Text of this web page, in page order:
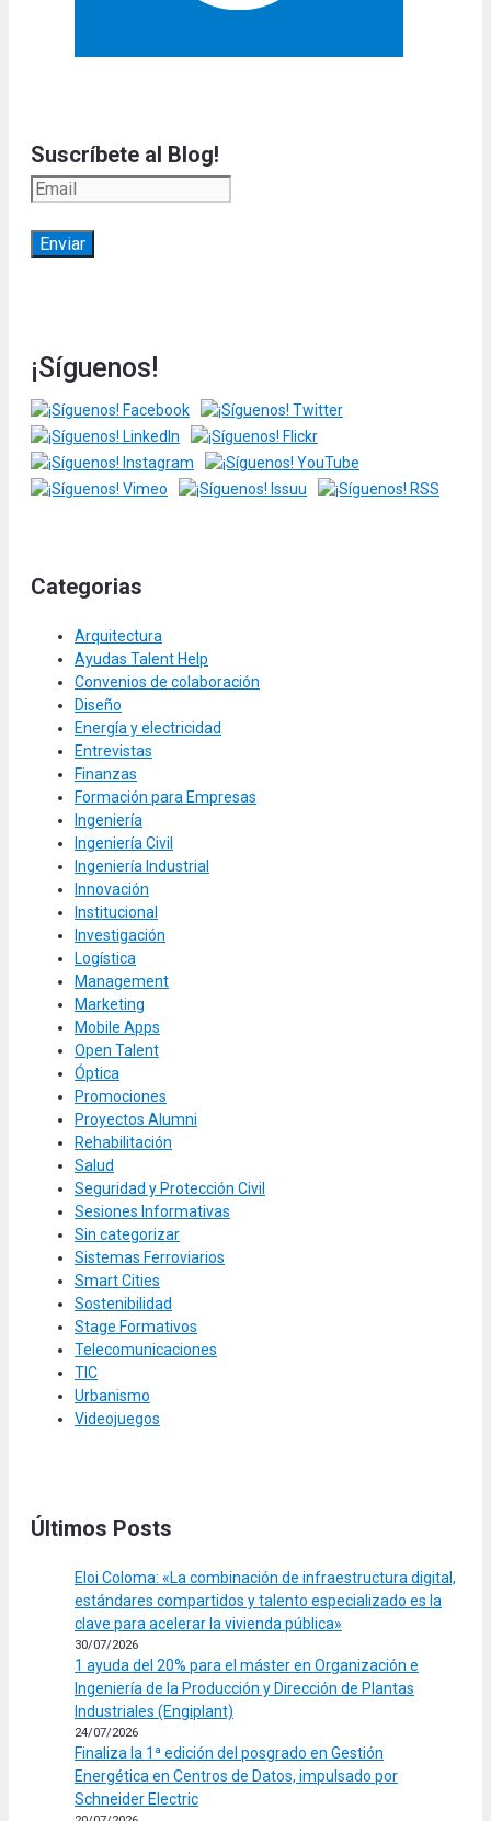
Suscríbete al Blog!
¡Síguenos!
Categorias
Arquitectura
Ayudas Talent Help
Convenios de colaboración
Diseño
Energía y electricidad
Entrevistas
Finanzas
Formación para Empresas
Ingeniería
Ingeniería Civil
Ingeniería Industrial
Innovación
Institucional
Investigación
Logística
Management
Marketing
Mobile Apps
Open Talent
Óptica
Promociones
Proyectos Alumni
Rehabilitación
Salud
Seguridad y Protección Civil
Sesiones Informativas
Sin categorizar
Sistemas Ferroviarios
Smart Cities
Sostenibilidad
Stage Formativos
Telecomunicaciones
TIC
Urbanismo
Videojuegos
Últimos Posts
Eloi Coloma: «La combinación de infraestructura digital,
estándares compartidos y talento especializado es la
clave para acelerar la vivienda pública»
30/07/2026
1 ayuda del 20% para el máster en Organización e
Ingeniería de la Producción y Dirección de Plantas
Industriales (Engiplant)
24/07/2026
Finaliza la 1ª edición del posgrado en Gestión
Energética en Centros de Datos, impulsado por
Schneider Electric